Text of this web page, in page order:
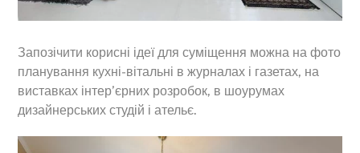
Запозічити корисні ідеї для суміщення можна на фото
планування кухні-вітальні в журналах і газетах, на
виставках інтер’єрних розробок, в шоурумах
дизайнерських студій і ательє.